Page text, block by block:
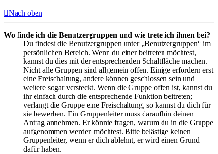
Nach oben
Wo finde ich die Benutzergruppen und wie trete ich ihnen bei?
Du findest die Benutzergruppen unter „Benutzergruppen“ im
persönlichen Bereich. Wenn du einer beitreten möchtest,
kannst du dies mit der entsprechenden Schaltfläche machen.
Nicht alle Gruppen sind allgemein offen. Einige erfordern erst
eine Freischaltung, andere können geschlossen sein und
weitere sogar versteckt. Wenn die Gruppe offen ist, kannst du
ihr einfach durch die entsprechende Funktion beitreten;
verlangt die Gruppe eine Freischaltung, so kannst du dich für
sie bewerben. Ein Gruppenleiter muss daraufhin deinen
Antrag annehmen. Er könnte fragen, warum du in die Gruppe
aufgenommen werden möchtest. Bitte belästige keinen
Gruppenleiter, wenn er dich ablehnt, er wird einen Grund
dafür haben.